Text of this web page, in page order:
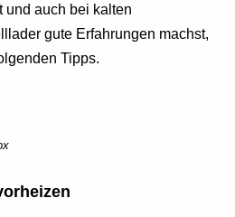
und auch bei kalten
gute Erfahrungen machst,
Tipps.